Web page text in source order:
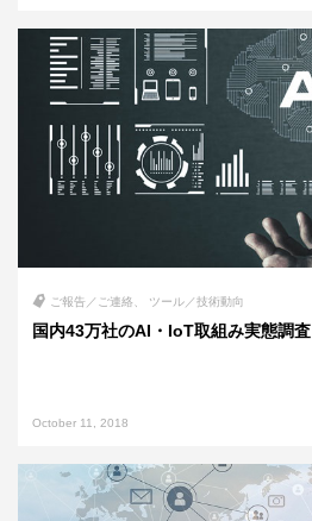
ご報告／ご連絡 ツール／技術動向
国内43万社のAI・IoT取組み実態調査
October 11, 2018